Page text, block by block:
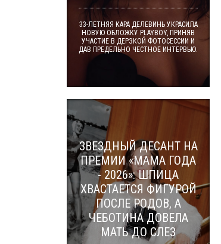
33-ЛЕТНЯЯ КАРА ДЕЛЕВИНЬ УКРАСИЛА
НОВУЮ ОБЛОЖКУ PLAYBOY, ПРИНЯВ
УЧАСТИЕ В ДЕРЗКОЙ ФОТОСЕССИИ И
ДАВ ПРЕДЕЛЬНО ЧЕСТНОЕ ИНТЕРВЬЮ.
ЗВЕЗДНЫЙ ДЕСАНТ НА
ПРЕМИИ «МАМА ГОДА
- 2026»: ШПИЦА
ХВАСТАЕТСЯ ФИГУРОЙ
ПОСЛЕ РОДОВ, А
ЧЕБОТИНА ДОВЕЛА
МАТЬ ДО СЛЕЗ